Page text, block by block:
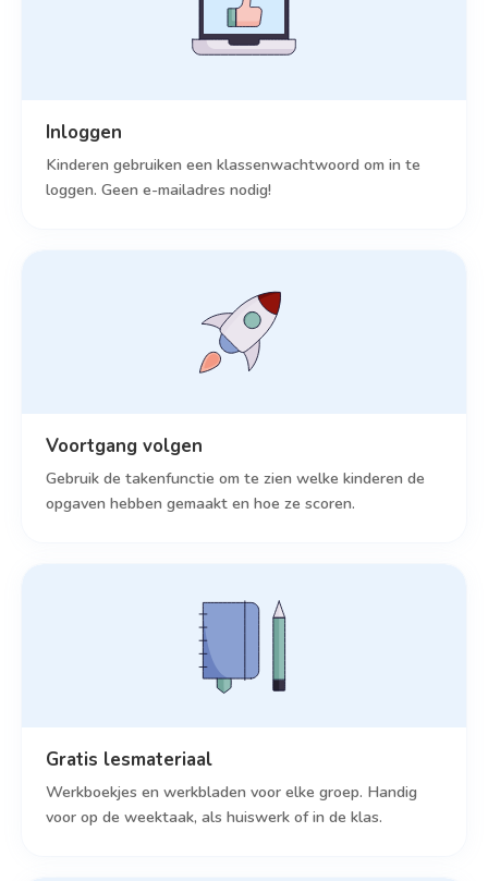
Inloggen
Kinderen gebruiken een klassenwachtwoord om in te
loggen. Geen e-mailadres nodig!
Voortgang volgen
Gebruik de takenfunctie om te zien welke kinderen de
opgaven hebben gemaakt en hoe ze scoren.
Gratis lesmateriaal
Werkboekjes en werkbladen voor elke groep. Handig
voor op de weektaak, als huiswerk of in de klas.